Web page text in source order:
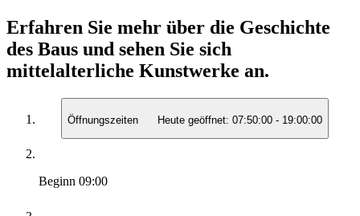
Erfahren Sie mehr über die Geschichte
des Baus und sehen Sie sich
mittelalterliche Kunstwerke an.
Öffnungszeiten Heute geöffnet: 07:50:00 - 19:00:00
Beginn 09:00